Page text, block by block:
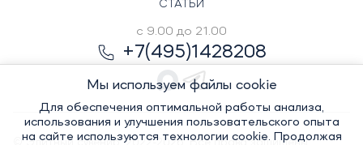
СТАТЬИ
с 9.00 до 21.00
+7(495)1428208
© Элитный сувенир, 2022-2026. Все права защищены
Мы используем файлы cookie
Для обеспечения оптимальной работы анализа,
использования и улучшения пользовательского опыта
на сайте используются технологии cookie. Продолжая